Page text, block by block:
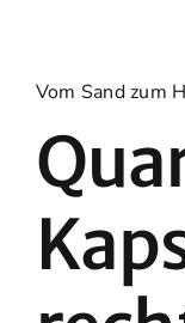
Vom Sand zum